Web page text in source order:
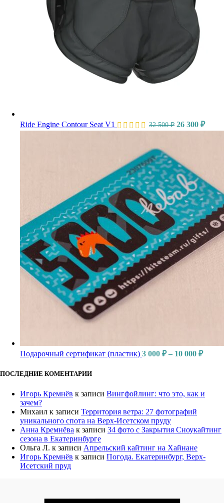
Ride Engine Contour Seat V1 32 500₽ 26 300 ₽
Подарочный сертификат (пластик) 3 000 ₽ – 10 000 ₽
ПОСЛЕДНИЕ КОМЕНТАРИИ
Игорь Кремнёв к записи Вингфойлинг: что это, как и
зачем?
Михаил к записи Территория ветра: 27 фотографий
уникального спота на Верх-Исетском пруду
Анна Кремнёва к записи 34 фото с Закрытия Сноукайтинг
сезона в Екатеринбурге
Ольга Л. к записи Апрельский кайтинг на Хайнане
Игорь Кремнёв к записи Погода. Екатеринбург, Верх-
Исетский пруд